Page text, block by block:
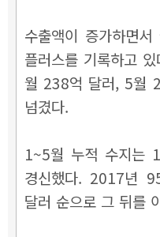
수출액이 증가하면
플러스를 기록하고
월 238억 달러, 5월
넘겼다.
1~5월 누적 수지는
경신했다. 2017년
달러 순으로 그 뒤를